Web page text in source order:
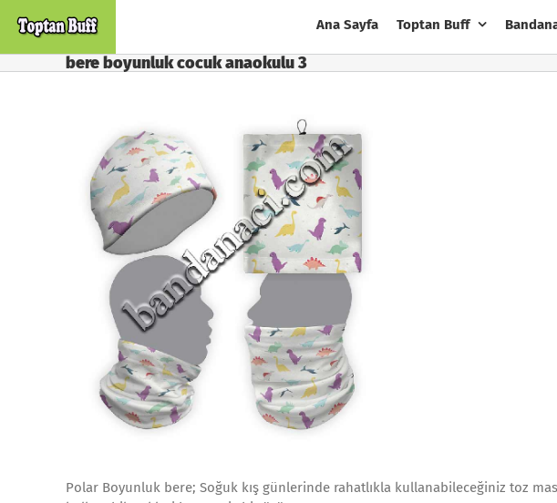
Ana Sayfa Toptan Buff
bere boyunluk cocuk anaokulu 3
Polar Boyunluk bere; Soğuk kış günlerinde rahatlıkla kullanabileceğiniz toz